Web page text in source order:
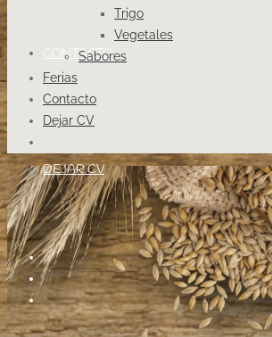
CONTACTO
DEJAR CV
Trigo
Vegetales
Sabores
Ferias
Contacto
Dejar CV